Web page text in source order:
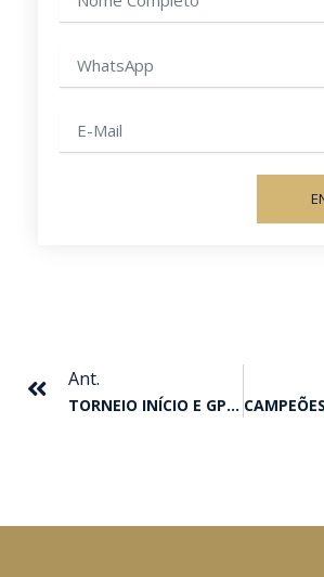
completo
mail
Ant.
TORNEIO INÍCIO E GP CHALLENGE ABREM TEMPORADA 2019 EM MARÇO